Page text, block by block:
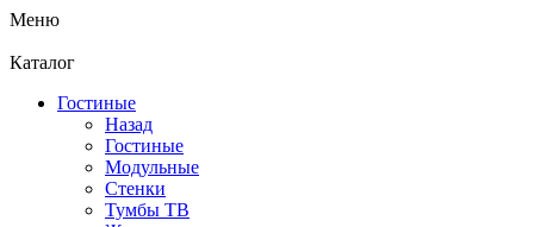
Меню
Каталог
Гостиные
Назад
Гостиные
Модульные
Стенки
Тумбы ТВ